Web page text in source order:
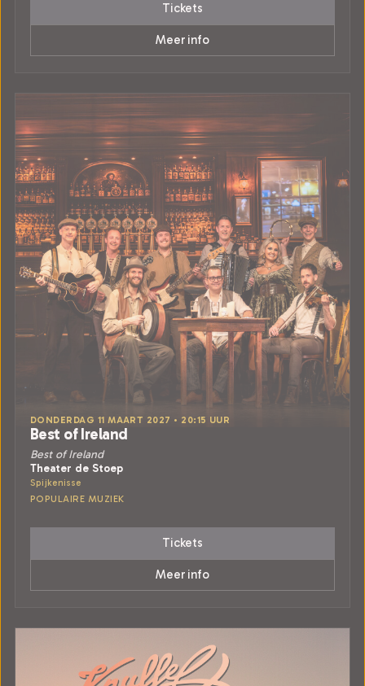
Tickets
Meer info
DONDERDAG 11 MAART 2027 • 20:15 UUR
Best of Ireland
Best of Ireland
Theater de Stoep
Spijkenisse
POPULAIRE MUZIEK
Tickets
Meer info